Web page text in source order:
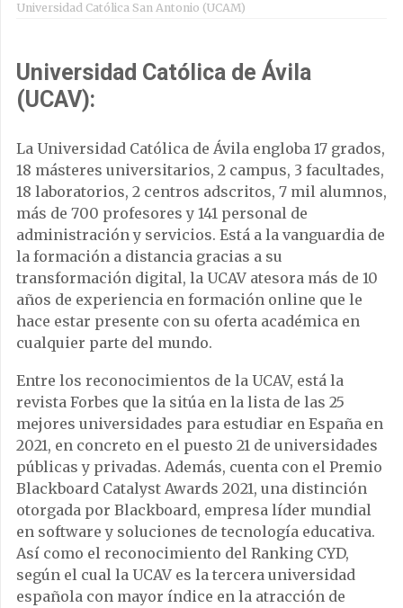
Universidad Católica San Antonio (UCAM)
Universidad Católica de Ávila
(UCAV):
La Universidad Católica de Ávila engloba 17 grados,
18 másteres universitarios, 2 campus, 3 facultades,
18 laboratorios, 2 centros adscritos, 7 mil alumnos,
más de 700 profesores y 141 personal de
administración y servicios. Está a la vanguardia de
la formación a distancia gracias a su
transformación digital, la UCAV atesora más de 10
años de experiencia en formación online que le
hace estar presente con su oferta académica en
cualquier parte del mundo.
Entre los reconocimientos de la UCAV, está la
revista Forbes que la sitúa en la lista de las 25
mejores universidades para estudiar en España en
2021, en concreto en el puesto 21 de universidades
públicas y privadas. Además, cuenta con el Premio
Blackboard Catalyst Awards 2021, una distinción
otorgada por Blackboard, empresa líder mundial
en software y soluciones de tecnología educativa.
Así como el reconocimiento del Ranking CYD,
según el cual la UCAV es la tercera universidad
española con mayor índice en la atracción de